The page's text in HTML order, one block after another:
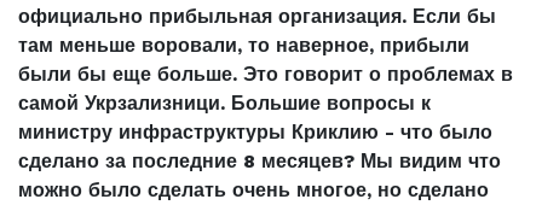
официально прибыльная организация. Если бы
там меньше воровали, то наверное, прибыли
были бы еще больше. Это говорит о проблемах в
самой Укрзализници. Большие вопросы к
министру инфраструктуры Криклию - что было
сделано за последние 8 месяцев? Мы видим что
можно было сделать очень многое, но сделано